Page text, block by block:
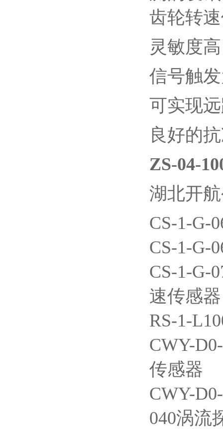
齿轮转
灵敏度
信号触
可实现
良好的
ZS-04-
湖北开
CS-1-G-
CS-1-G-
CS-1-G-
速传感器
RS-1-
CWY-
传感器
CWY-
040涡流